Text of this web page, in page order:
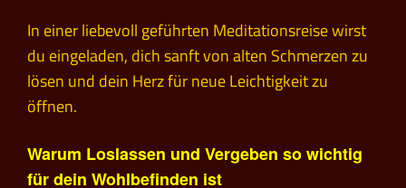
In einer liebevoll geführten Meditationsreise wirst
du eingeladen, dich sanft von alten Schmerzen zu
lösen und dein Herz für neue Leichtigkeit zu
öffnen.
Warum Loslassen und Vergeben so wichtig
für dein Wohlbefinden ist